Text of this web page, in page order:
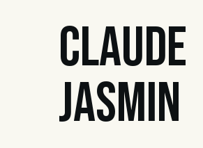
Claude
Jasmin